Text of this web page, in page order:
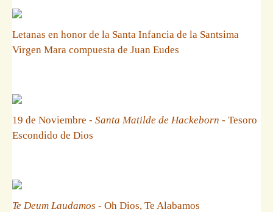
Letanas en honor de la Santa Infancia de la Santsima
Virgen Mara compuesta de Juan Eudes
19 de Noviembre - Santa Matilde de Hackeborn - Tesoro
Escondido de Dios
Te Deum Laudamos - Oh Dios, Te Alabamos